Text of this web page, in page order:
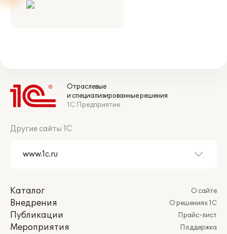
Отраслевые
и специализированные решения
1С:Предприятие
Другие сайты 1С
Каталог
Внедрения
Публикации
Мероприятия
О сайте
О решениях 1С
Прайс-лист
Поддержка